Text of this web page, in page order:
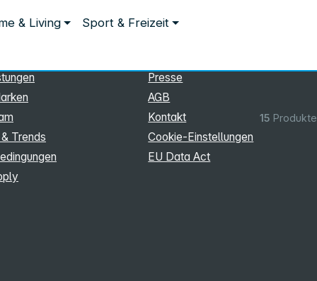
& Living Sport & Freizeit
15 Produkte
Trends
Presse
AGB
Kontakt
Cookie‑Einstellungen
EU Data Act